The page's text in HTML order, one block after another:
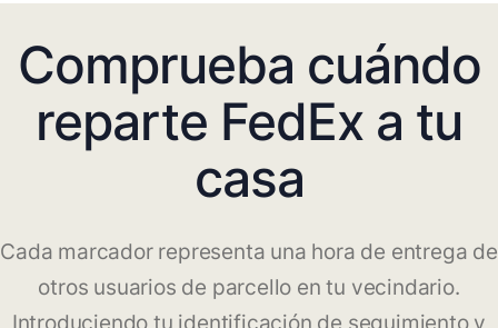
Comprueba cuándo
reparte FedEx a tu
casa
Cada marcador representa una hora de entrega de
otros usuarios de parcello en tu vecindario.